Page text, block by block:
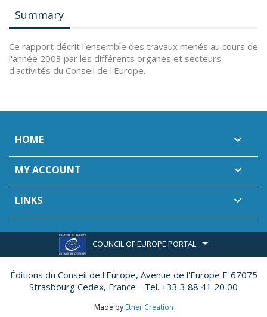
Summary
Ce rapport décrit l'ensemble des travaux menés au cours de
l'année 2003 par les différents organes et secteurs
d'activités du Conseil de l'Europe.
HOME 
MY ACCOUNT 
LINKS 
COUNCIL OF EUROPE PORTAL
Éditions du Conseil de l'Europe, Avenue de l'Europe F-67075
Strasbourg Cedex, France - Tel. +33 3 88 41 20 00
Made by Ether Création